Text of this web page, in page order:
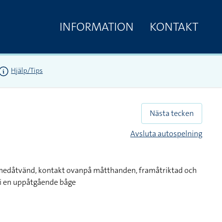
INFORMATION KONTAKT
Hjälp/Tips
Nästa tecken
Avsluta autospelning
kontakt ovanpå måtthanden, framåtriktad och
uppåtgående båge